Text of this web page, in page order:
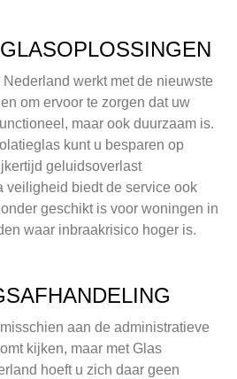
werkt met de nieuwste
om ervoor te zorgen dat uw
maar ook duurzaam is.
kunt u besparen op
geluidsoverlast
veiligheid biedt de service ook
geschikt is voor woningen in
waar inbraakrisico hoger is.
aan de administratieve
kijken, maar met Glas
hoeft u zich daar geen